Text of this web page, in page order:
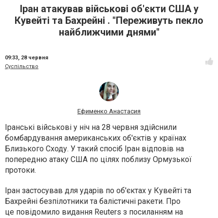
Іран атакував військові об'єкти США у
Кувейті та Бахрейні . "Переживуть пекло
найближчими днями"
09:33, 28 червня
Суспільство
Ефименко Анастасия
Іранські військові у ніч на 28 червня здійснили
бомбардування американських об'єктів у країнах
Близького Сходу. У такий спосіб Іран відповів на
попередню атаку США по цілях поблизу Ормузької
протоки.
Іран застосував для ударів по об'єктах у Кувейті та
Бахрейні безпілотники та балістичні ракети. Про
це повідомило видання Reuters з посиланням на